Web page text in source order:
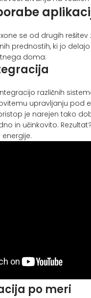
se od drugih
prednostih, ki jo
doma:
različnih
upravljanju pod
je narejen tako
in učinkovito.
po meri